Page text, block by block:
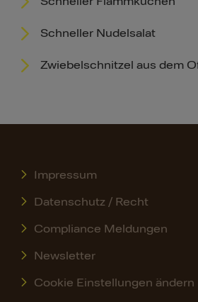
Schneller Nudelsalat
Zwiebelschnitzel aus dem
Impressum
Datenschutz / Recht
Compliance Meldungen
Newsletter
Cookie Einstellungen ändern